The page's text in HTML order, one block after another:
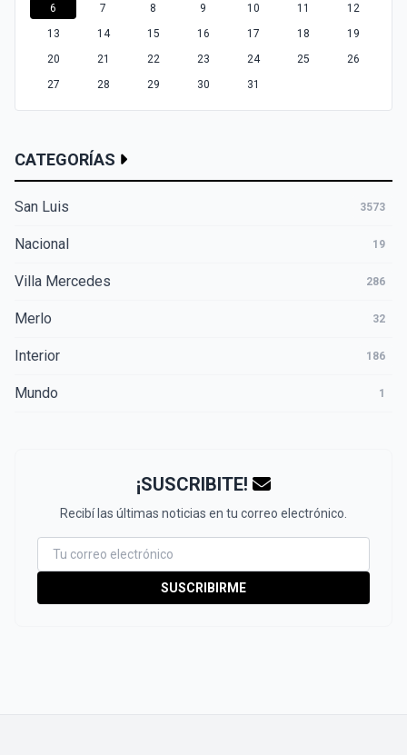
6
7 8 9 10 11
12
13
14 15 16 17 18
19
20
21 22 23 24 25
26
27
28 29 30 31
CATEGORÍAS
San Luis 3573
Nacional 19
Villa Mercedes 286
Merlo 32
Interior 186
Mundo 1
¡SUSCRIBITE!
Recibí las últimas noticias en tu correo electrónico.
SUSCRIBIRME